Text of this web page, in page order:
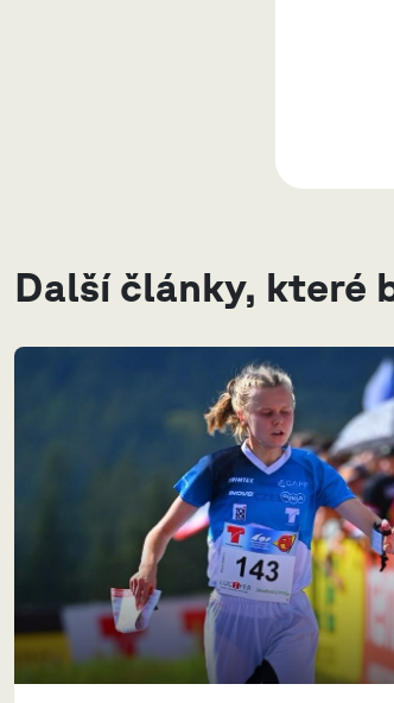
Další články, které